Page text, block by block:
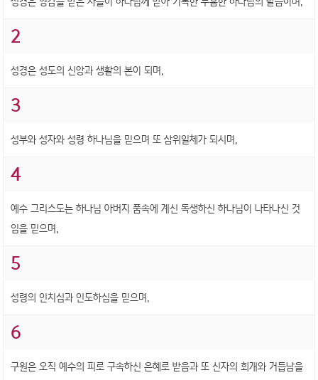
2
성경은 성도의 신앙과 생활의 본이 되며,
3
성부와 성자와 성령 하나님을 믿으며 또 삼위일체가 되시며,
4
예수 그리스도는 하나님 아버지 품속에 계신 독생하신 하나님이 나타나신 것
임을 믿으며,
5
성령의 인치심과 인도하심을 믿으며,
6
구원은 오직 예수의 피로 구속하신 은혜로 받음과 또 신자의 회개와 거듭남을